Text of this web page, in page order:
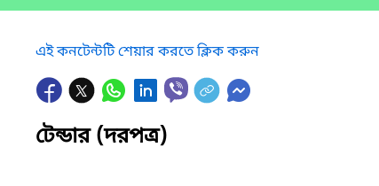
এই কনটেন্টটি শেয়ার করতে ক্লিক করুন
টেন্ডার (দরপত্র)